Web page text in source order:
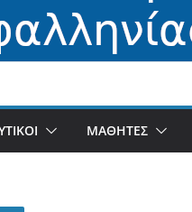
ΜΑΘΗΤΕΣ